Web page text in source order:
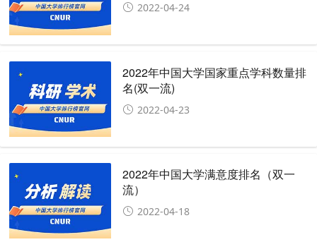
2022-04-24
2022年中国大学国家重点学科数量排
名(双一流)
2022-04-23
2022年中国大学满意度排名（双一
流）
2022-04-18